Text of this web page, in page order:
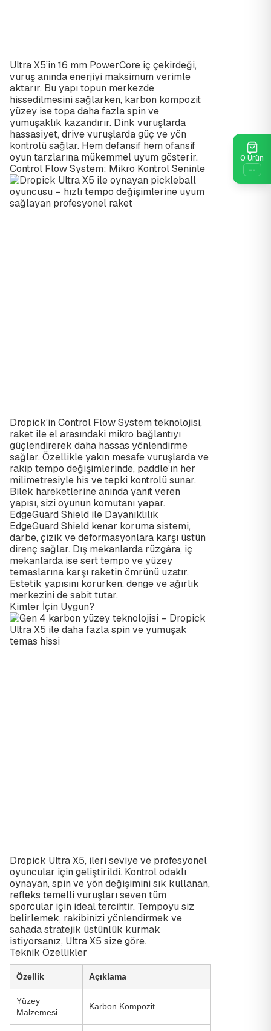
Ultra X5’in 16 mm PowerCore iç çekirdeği,
vuruş anında enerjiyi maksimum verimle
aktarır. Bu yapı topun merkezde
hissedilmesini sağlarken, karbon kompozit
yüzey ise topa daha fazla spin ve
yumuşaklık kazandırır. Dink vuruşlarda
hassasiyet, drive vuruşlarda güç ve yön
kontrolü sağlar. Hem defansif hem ofansif
oyun tarzlarına mükemmel uyum gösterir.
Control Flow System: Mikro Kontrol Seninle
Dropick’in Control Flow System teknolojisi,
raket ile el arasındaki mikro bağlantıyı
güçlendirerek daha hassas yönlendirme
sağlar. Özellikle yakın mesafe vuruşlarda ve
rakip tempo değişimlerinde, paddle’ın her
milimetresiyle his ve tepki kontrolü sunar.
Bilek hareketlerine anında yanıt veren
yapısı, sizi oyunun komutanı yapar.
EdgeGuard Shield ile Dayanıklılık
EdgeGuard Shield kenar koruma sistemi,
darbe, çizik ve deformasyonlara karşı üstün
direnç sağlar. Dış mekanlarda rüzgâra, iç
mekanlarda ise sert tempo ve yüzey
temaslarına karşı raketin ömrünü uzatır.
Estetik yapısını korurken, denge ve ağırlık
merkezini de sabit tutar.
Kimler İçin Uygun?
Dropick Ultra X5, ileri seviye ve profesyonel
oyuncular için geliştirildi. Kontrol odaklı
oynayan, spin ve yön değişimini sık kullanan,
refleks temelli vuruşları seven tüm
sporcular için ideal tercihtir. Tempoyu siz
belirlemek, rakibinizi yönlendirmek ve
sahada stratejik üstünlük kurmak
istiyorsanız, Ultra X5 size göre.
Teknik Özellikler
Özellik Açıklama
Yüzey
Malzemesi
Karbon Kompozit
0 Ürün
--